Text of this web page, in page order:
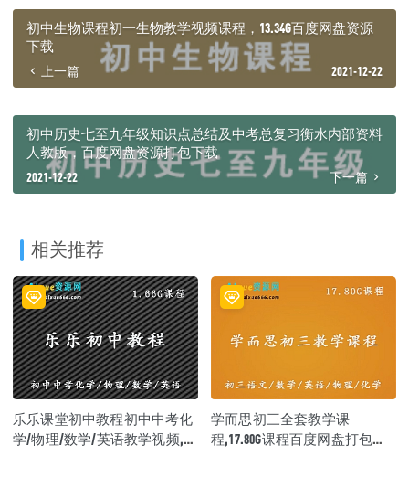
初中生物课程初一生物教学视频课程，13.34G百度网盘资源
下载
上一篇 2021-12-22
初中历史七至九年级知识点总结及中考总复习衡水内部资料
人教版，百度网盘资源打包下载
2021-12-22 下一篇
相关推荐
乐乐课堂初中教程初中中考化
学/物理/数学/英语教学视频,百
学而思初三全套教学课
程,17.80G课程百度网盘打包下